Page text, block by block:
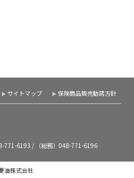
サイトマップ 保険商品販売勧誘方針
771-6193 / （総務）048-771-6196
油株式会社